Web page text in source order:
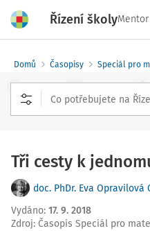
Řízení školy
Domů Časopisy Speciál pro
Tři cesty k
doc. PhDr. Eva Opravilová
Vydáno: 17. 9. 2018
Zdroj: Časopis Speciál pro